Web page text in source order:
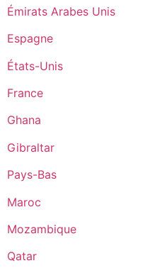
Émirats Arabes Unis
Espagne
États-Unis
France
Ghana
Gibraltar
Pays-Bas
Maroc
Mozambique
Qatar